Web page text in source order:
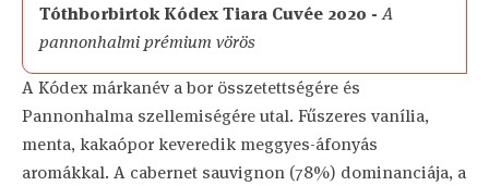
Tóthborbirtok Kódex Tiara Cuvée 2020 -A
pannonhalmi prémium vörös
A Kódex márkanév a bor összetettségére és
Pannonhalma szellemiségére utal. Fűszeres vanília,
menta, kakaópor keveredik meggyes-áfonyás
aromákkal. A cabernet sauvignon (78%) dominanciája, a